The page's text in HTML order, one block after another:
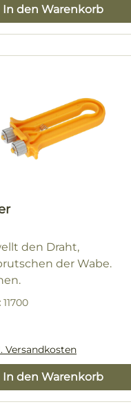
In den Warenkorb
den Draht,
der Wabe.
11700
Versandkosten
In den Warenkorb